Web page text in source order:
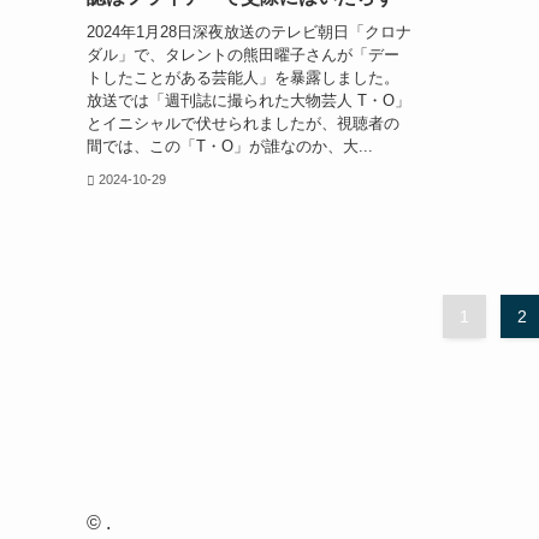
2024年1月28日深夜放送のテレビ朝日「クロナ
ダル」で、タレントの熊田曜子さんが「デー
トしたことがある芸能人」を暴露しました。
放送では「週刊誌に撮られた大物芸人 T・O」
とイニシャルで伏せられましたが、視聴者の
間では、この「T・O」が誰なのか、大...
2024-10-29
1 2
© .